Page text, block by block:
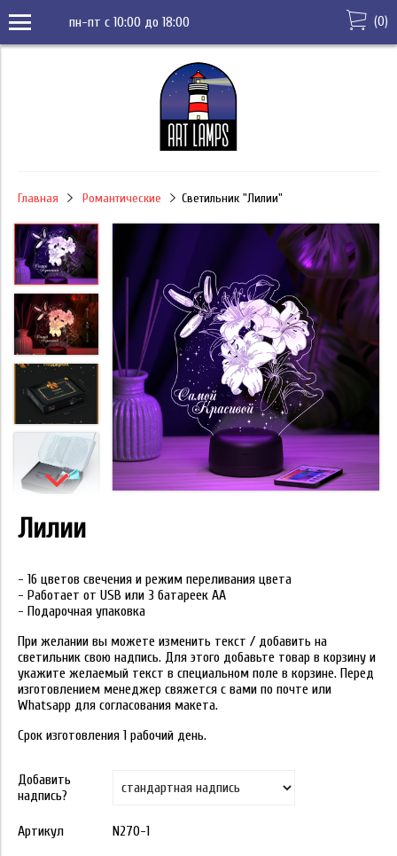
пн-пт с 10:00 до 18:00 (0)
Главная Романтические Светильник "Лилии"
Лилии
- 16 цветов свечения и режим переливания цвета
- Работает от USB или 3 батареек АА
- Подарочная упаковка
При желании вы можете изменить текст / добавить на
светильник свою надпись. Для этого добавьте товар в корзину и
укажите желаемый текст в специальном поле в корзине. Перед
изготовлением менеджер свяжется с вами по почте или
Whatsapp для согласования макета.
Срок изготовления 1 рабочий день.
Добавить
надпись?
Артикул N270-1